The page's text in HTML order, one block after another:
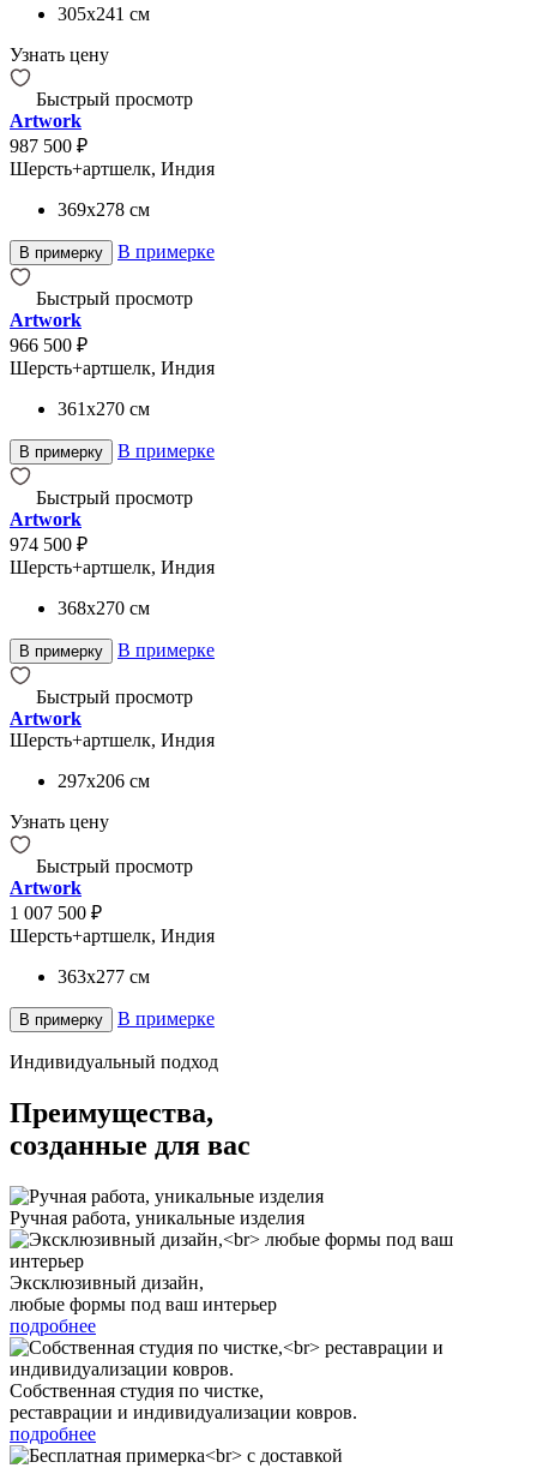
305x241 см
Узнать цену
Быстрый просмотр
Artwork
987 500 ₽
Шерсть+артшелк, Индия
369x278 см
В примерку В примерке
Быстрый просмотр
Artwork
966 500 ₽
Шерсть+артшелк, Индия
361x270 см
В примерку В примерке
Быстрый просмотр
Artwork
974 500 ₽
Шерсть+артшелк, Индия
368x270 см
В примерку В примерке
Быстрый просмотр
Artwork
Шерсть+артшелк, Индия
297x206 см
Узнать цену
Быстрый просмотр
Artwork
1 007 500 ₽
Шерсть+артшелк, Индия
363x277 см
В примерку В примерке
Индивидуальный подход
Преимущества,
созданные для вас
Ручная работа, уникальные изделия
Эксклюзивный дизайн,
любые формы под ваш интерьер
подробнее
Собственная студия по чистке,
реставрации и индивидуализации ковров.
подробнее